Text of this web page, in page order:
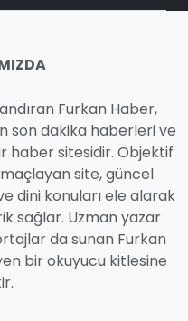
Furkan Haber,
son dakika haberleri ve
haber sitesidir. Objektif
site, güncel
dini konuları ele alarak
sağlar. Uzman yazar
da sunan Furkan
bir okuyucu kitlesine